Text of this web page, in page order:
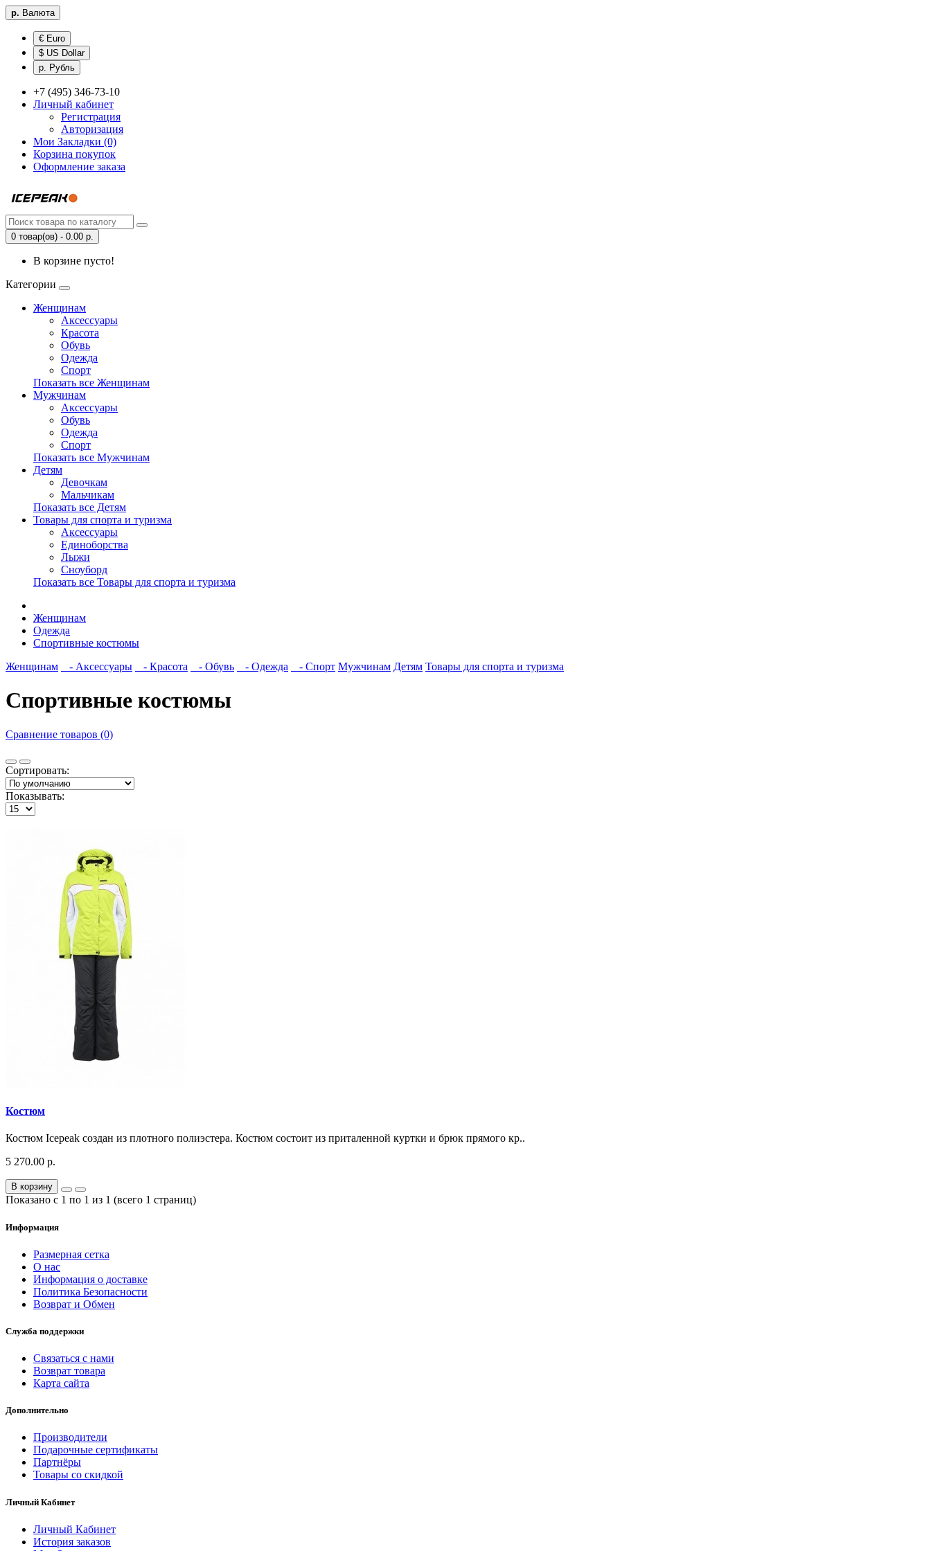
р. Валюта
€ Euro
$ US Dollar
р. Рубль
+7 (495) 346-73-10
Личный кабинет
Регистрация
Авторизация
Мои Закладки (0)
Корзина покупок
Оформление заказа
0 товар(ов) - 0.00 р.
В корзине пусто!
Категории
Женщинам
Аксессуары
Красота
Обувь
Одежда
Спорт
Показать все Женщинам
Мужчинам
Аксессуары
Обувь
Одежда
Спорт
Показать все Мужчинам
Детям
Девочкам
Мальчикам
Показать все Детям
Товары для спорта и туризма
Аксессуары
Единоборства
Лыжи
Сноуборд
Показать все Товары для спорта и туризма
Женщинам
Одежда
Спортивные костюмы
Женщинам
- Аксессуары - Красота - Обувь - Одежда - Спорт Мужчинам Детям Товары для спорта и туризма
Спортивные костюмы
Сравнение товаров (0)
Сортировать:
Показывать:
Костюм
Костюм Icepeak создан из плотного полиэстера. Костюм состоит из приталенной куртки и брюк прямого кр..
5 270.00 р.
В корзину
Показано с 1 по 1 из 1 (всего 1 страниц)
Информация
Размерная сетка
О нас
Информация о доставке
Политика Безопасности
Возврат и Обмен
Служба поддержки
Связаться с нами
Возврат товара
Карта сайта
Дополнительно
Производители
Подарочные сертификаты
Партнёры
Товары со скидкой
Личный Кабинет
Личный Кабинет
История заказов